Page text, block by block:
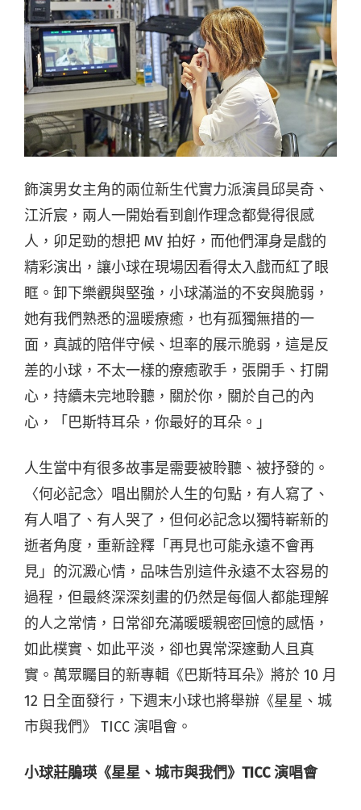
飾演男女主角的兩位新生代實力派演員邱昊奇、
江沂宸，兩人一開始看到創作理念都覺得很感
人，卯足勁的想把 MV 拍好，而他們渾身是戲的
精彩演出，讓小球在現場因看得太入戲而紅了眼
眶。卸下樂觀與堅強，小球滿溢的不安與脆弱，
她有我們熟悉的溫暖療癒，也有孤獨無措的一
面，真誠的陪伴守候、坦率的展示脆弱，這是反
差的小球，不太一樣的療癒歌手，張開手、打開
心，持續未完地聆聽，關於你，關於自己的內
心，「巴斯特耳朵，你最好的耳朵。」
人生當中有很多故事是需要被聆聽、被抒發的。
〈何必記念〉唱出關於人生的句點，有人寫了、
有人唱了、有人哭了，但何必記念以獨特嶄新的
逝者角度，重新詮釋「再見也可能永遠不會再
見」的沉澱心情，品味告別這件永遠不太容易的
過程，但最終深深刻畫的仍然是每個人都能理解
的人之常情，日常卻充滿暖暖親密回憶的感悟，
如此樸實、如此平淡，卻也異常深邃動人且真
實。萬眾矚目的新專輯《巴斯特耳朵》將於 10 月
12 日全面發行，下週末小球也將舉辦《星星、城
市與我們》 TICC 演唱會。
小球莊鵑瑛《星星、城市與我們》TICC 演唱會